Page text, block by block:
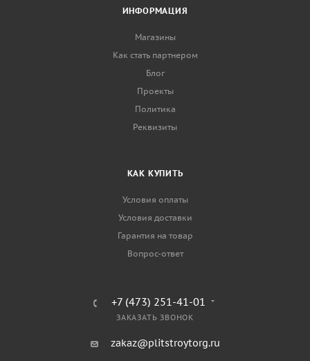
ИНФОРМАЦИЯ
Магазины
Как стать партнером
Блог
Проекты
Политика
Реквизиты
КАК КУПИТЬ
Условия оплаты
Условия доставки
Гарантия на товар
Вопрос-ответ
+7 (473) 251-41-01
ЗАКАЗАТЬ ЗВОНОК
zakaz@plitstroytorg.ru